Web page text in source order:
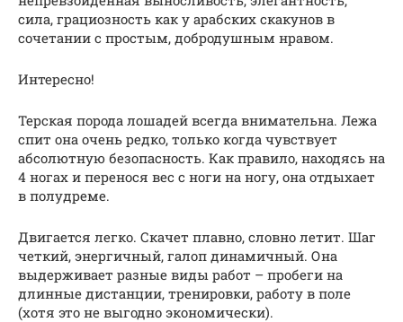
сила, грациозность как у арабских скакунов в
сочетании с простым, добродушным нравом.
Интересно!
Терская порода лошадей всегда внимательна. Лежа
спит она очень редко, только когда чувствует
абсолютную безопасность. Как правило, находясь на
4 ногах и перенося вес с ноги на ногу, она отдыхает
в полудреме.
Двигается легко. Скачет плавно, словно летит. Шаг
четкий, энергичный, галоп динамичный. Она
выдерживает разные виды работ – пробеги на
длинные дистанции, тренировки, работу в поле
(хотя это не выгодно экономически).